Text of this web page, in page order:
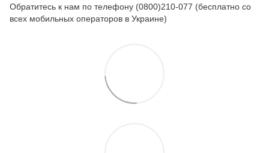
Обратитесь к нам по телефону (0800)210-077 (бесплатно со
всех мобильных операторов в Украине)